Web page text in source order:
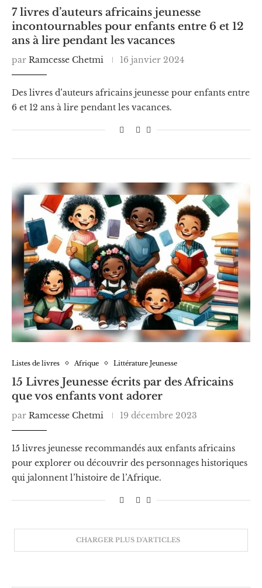
7 livres d’auteurs africains jeunesse
incontournables pour enfants entre 6 et 12
ans à lire pendant les vacances
par Ramcesse Chetmi 16 janvier 2024
Des livres d’auteurs africains jeunesse pour enfants entre
6 et 12 ans à lire pendant les vacances.
Listes de livres Afrique Littérature Jeunesse
15 Livres Jeunesse écrits par des Africains
que vos enfants vont adorer
par Ramcesse Chetmi 19 décembre 2023
15 livres jeunesse recommandés aux enfants africains
pour explorer ou découvrir des personnages historiques
qui jalonnent l’histoire de l’Afrique.
CHARGER PLUS D'ARTICLES